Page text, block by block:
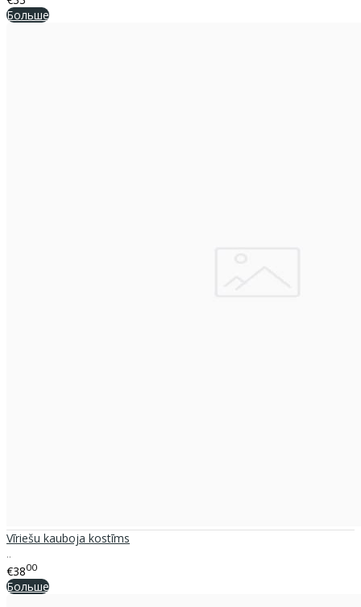
Больше
Vīriešu kauboja kostīms
..
€3800
Больше